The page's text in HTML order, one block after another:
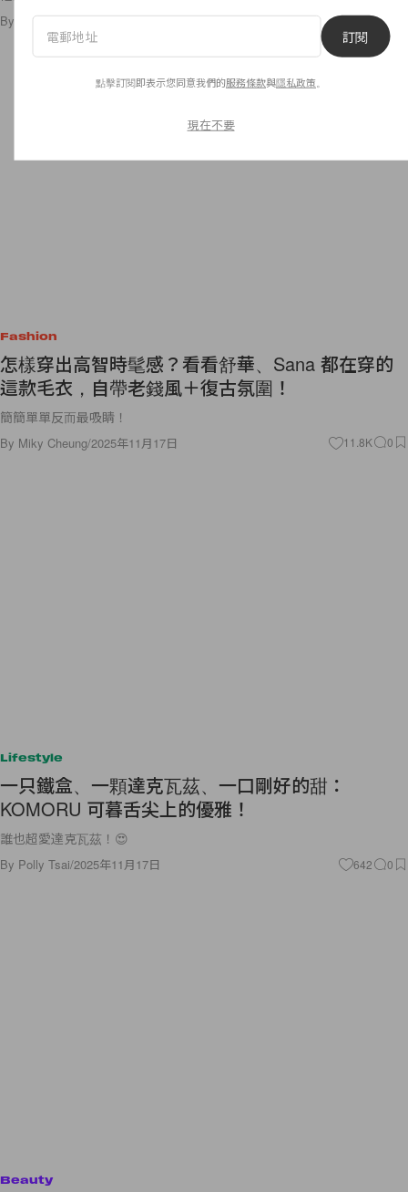
By Emma Hsu/2025年11月17日 1.3K
Fashion
怎樣穿出高智時髦感？看看舒華、Sana 都在穿的
這款毛衣，自帶老錢風＋復古氛圍！
簡簡單單反而最吸睛！
By Miky Cheung/2025年11月17日 11.8K 0
Lifestyle
一只鐵盒、一顆達克瓦茲、一口剛好的甜：
KOMORU 可暮舌尖上的優雅！
誰也超愛達克瓦茲！😍
By Polly Tsai/2025年11月17日 642 0
Beauty
訂閱
點擊訂閱即表示您同意我們的服務條款與隱私政策
現在不要